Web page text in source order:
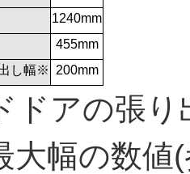
1240mm
455mm
し幅※ 200mm
アの張り
大幅の数値